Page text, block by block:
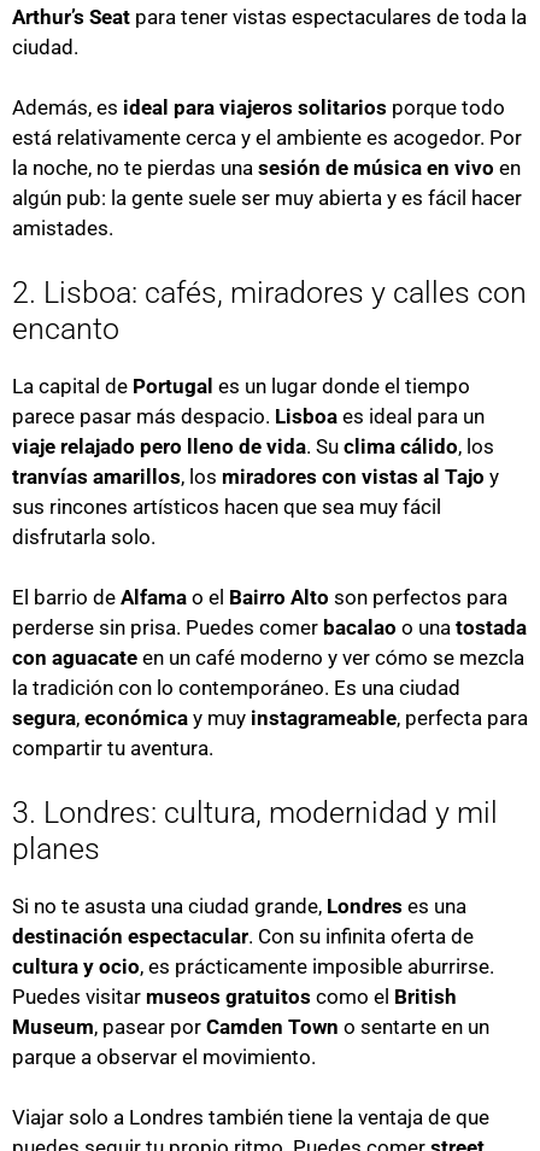
Arthur’s Seat para tener vistas espectaculares de toda la
ciudad.
Además, es ideal para viajeros solitarios porque todo
está relativamente cerca y el ambiente es acogedor. Por
la noche, no te pierdas una sesión de música en vivo en
algún pub: la gente suele ser muy abierta y es fácil hacer
amistades.
2. Lisboa: cafés, miradores y calles con
encanto
La capital de Portugal es un lugar donde el tiempo
parece pasar más despacio. Lisboa es ideal para un
viaje relajado pero lleno de vida. Su clima cálido, los
tranvías amarillos, los miradores con vistas al Tajo y
sus rincones artísticos hacen que sea muy fácil
disfrutarla solo.
El barrio de Alfama o el Bairro Alto son perfectos para
perderse sin prisa. Puedes comer bacalao o una tostada
con aguacate en un café moderno y ver cómo se mezcla
la tradición con lo contemporáneo. Es una ciudad
segura, económica y muy instagrameable, perfecta para
compartir tu aventura.
3. Londres: cultura, modernidad y mil
planes
Si no te asusta una ciudad grande, Londres es una
destinación espectacular. Con su infinita oferta de
cultura y ocio, es prácticamente imposible aburrirse.
Puedes visitar museos gratuitos como el British
Museum, pasear por Camden Town o sentarte en un
parque a observar el movimiento.
Viajar solo a Londres también tiene la ventaja de que